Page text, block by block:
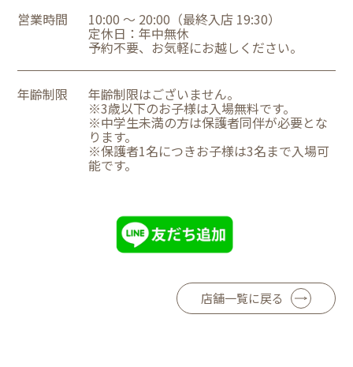
営業時間 10:00 ～ 20:00（最終入店 19:30）
定休日：年中無休
予約不要、お気軽にお越しください。
年齢制限 年齢制限はございません。
※3歳以下のお子様は入場無料です。
※中学生未満の方は保護者同伴が必要とな
ります。
※保護者1名につきお子様は3名まで入場可
能です。
店舗一覧に戻る